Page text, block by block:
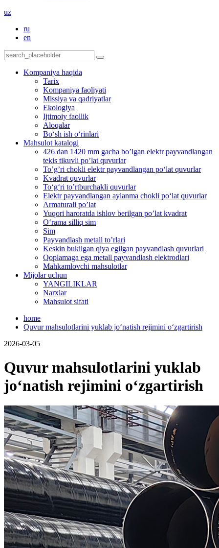
uz
ru
en
Kompaniya haqida
Tarix
Kompaniya faoliyati
Missiya va qadriyatlar
Ekologiya
Ijtimoiy faollik
Aloqalar
Bo‘sh ish o‘rinlari
Mahsulot katalogi
426 dan 1420 mm gacha bo’lgan elektr payvandlangan
tekis tikuvli po’lat quvurlar
To’g’ri chokli elektr payvandlangan po‘lat quvurlar
Kvadrat quvurlar
To‘g‘ri to’rtburchakli quvurlar
Elektr payvandlangan aylanma chokli po‘lat quvurlar
Armaturali po’lat
Yuqori haroratda ishlov berilgan po’lat kvadrat
O‘rama silliq sim
Sim
Payvandlash metall to’rlari
Keskin bukilgan qiya egilgan payvandlash quvurlari
Qoplamaga ega metall payvandlash elektrodlari
Mahkamlovchi mahsulotlar
Mijolar uchun
YANGILIKLAR
Narxlar
Mahsulot sifati
home
Quvur mahsulotlarini yuklab jo‘natish rejimini o‘zgartirish
2026-03-05
Quvur mahsulotlarini yuklab
jo‘natish rejimini o‘zgartirish